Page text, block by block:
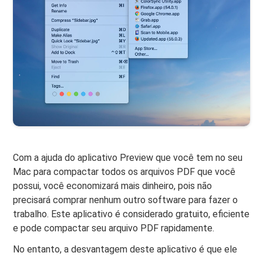
Com a ajuda do aplicativo Preview que você tem no seu
Mac para compactar todos os arquivos PDF que você
possui, você economizará mais dinheiro, pois não
precisará comprar nenhum outro software para fazer o
trabalho. Este aplicativo é considerado gratuito, eficiente
e pode compactar seu arquivo PDF rapidamente.
No entanto, a desvantagem deste aplicativo é que ele